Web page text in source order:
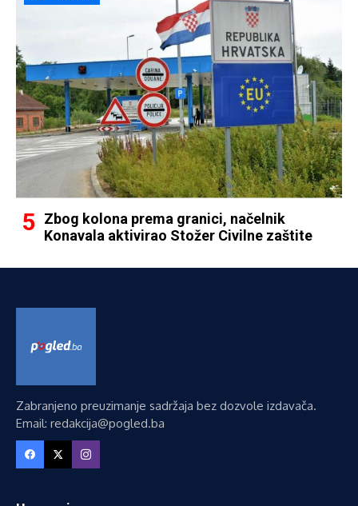
Zbog kolona prema granici, načelnik
Konavala aktivirao Stožer Civilne zaštite
Zabranjeno preuzimanje sadržaja bez dozvole izdavača.
Email: redakcija@pogled.ba